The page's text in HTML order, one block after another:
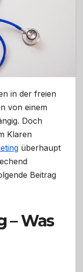
in der freien
von einem
Doch
Klaren
überhaupt
Beitrag
– Was